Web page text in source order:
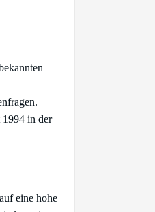
1994 in der
eine hohe